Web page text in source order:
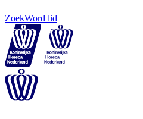
ZoekWord lid